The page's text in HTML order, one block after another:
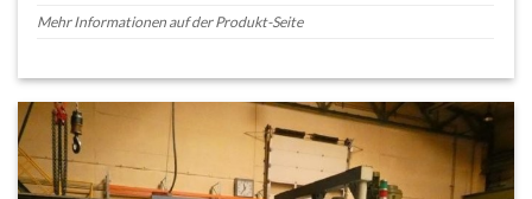
Mehr Informationen auf der Produkt-Seite